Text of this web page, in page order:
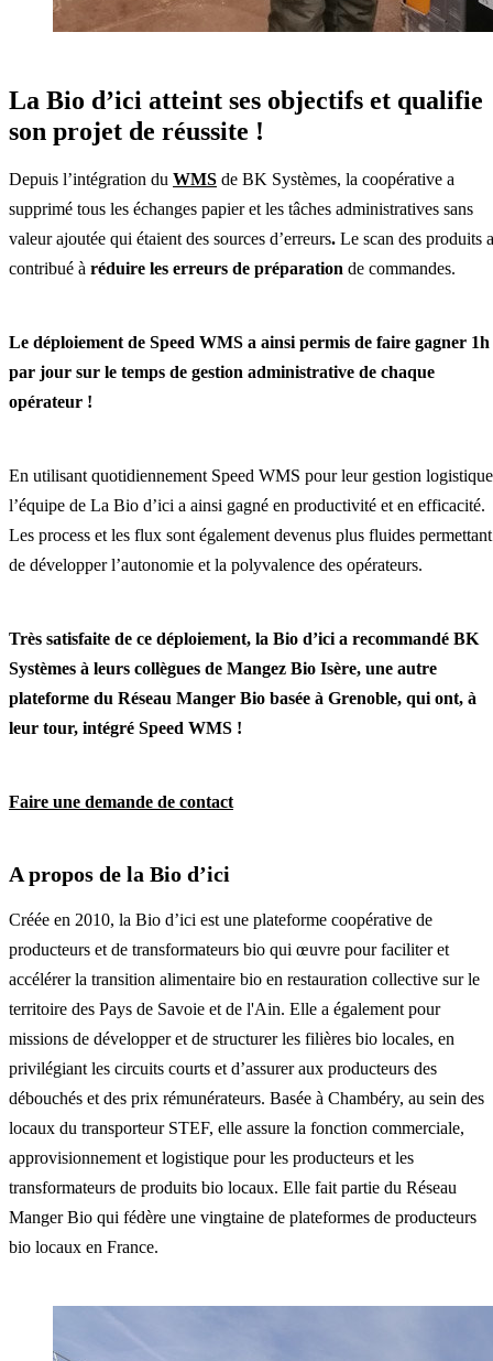
La Bio d’ici atteint ses objectifs et qualifie
son projet de réussite !
Depuis l’intégration du WMS de BK Systèmes, la coopérative a
supprimé tous les échanges papier et les tâches administratives sans
valeur ajoutée qui étaient des sources d’erreurs. Le scan des produits a
contribué à réduire les erreurs de préparation de commandes.
Le déploiement de Speed WMS a ainsi permis de faire gagner 1h
par jour sur le temps de gestion administrative de chaque
opérateur !
En utilisant quotidiennement Speed WMS pour leur gestion
l’équipe de La Bio d’ici a ainsi gagné en productivité et en efficacité.
Les process et les flux sont également devenus plus fluides permettant
de développer l’autonomie et la polyvalence des opérateurs.
Très satisfaite de ce déploiement, la Bio d’ici a recommandé BK
Systèmes à leurs collègues de Mangez Bio Isère, une autre
plateforme du Réseau Manger Bio basée à Grenoble, qui ont, à
leur tour, intégré Speed WMS !
Faire une demande de contact
A propos de la Bio d’ici
Créée en 2010, la Bio d’ici est une plateforme coopérative de
producteurs et de transformateurs bio qui œuvre pour faciliter et
accélérer la transition alimentaire bio en restauration collective sur le
territoire des Pays de Savoie et de l'Ain. Elle a également pour
missions de développer et de structurer les filières bio locales, en
privilégiant les circuits courts et d’assurer aux producteurs des
débouchés et des prix rémunérateurs. Basée à Chambéry, au sein des
locaux du transporteur STEF, elle assure la fonction commerciale,
approvisionnement et logistique pour les producteurs et les
transformateurs de produits bio locaux. Elle fait partie du Réseau
Manger Bio qui fédère une vingtaine de plateformes de producteurs
bio locaux en France.